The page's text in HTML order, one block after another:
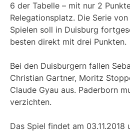
6 der Tabelle – mit nur 2
Relegationsplatz. Die Serie
Spielen soll in Duisburg
besten direkt mit drei Punkten.
Bei den Duisburgern fallen
Christian Gartner, Moritz
Claude Gyau aus. Paderborn
verzichten.
Das Spiel findet am 03.11.2018